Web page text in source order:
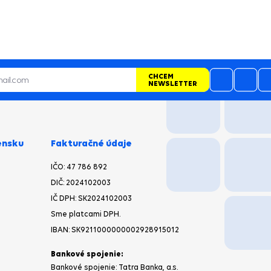
CHCEM
NEWSLETTER
Fakturačné údaje
IČO: 47 786 892
DIČ: 2024102003
IČ DPH: SK2024102003
Sme platcami DPH.
IBAN: SK9211000000002928915012
Bankové spojenie:
Bankové spojenie: Tatra Banka, a.s.